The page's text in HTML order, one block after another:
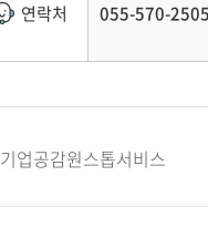
연락처 055-570-2505
기업공감원스톱서비스